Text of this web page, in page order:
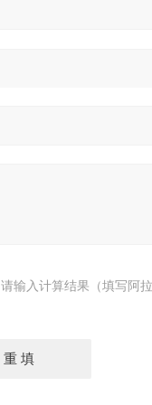
请输入计算结果（填写阿